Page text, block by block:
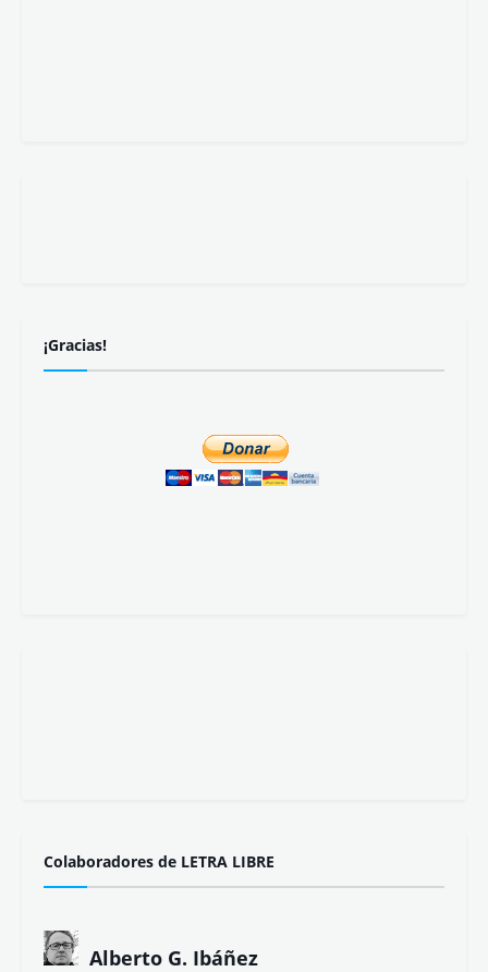
¡Gracias!
Colaboradores de LETRA LIBRE
Alberto G. Ibáñez